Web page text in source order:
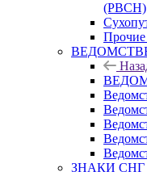
(РВСН)
ЗНАКИ СНГ